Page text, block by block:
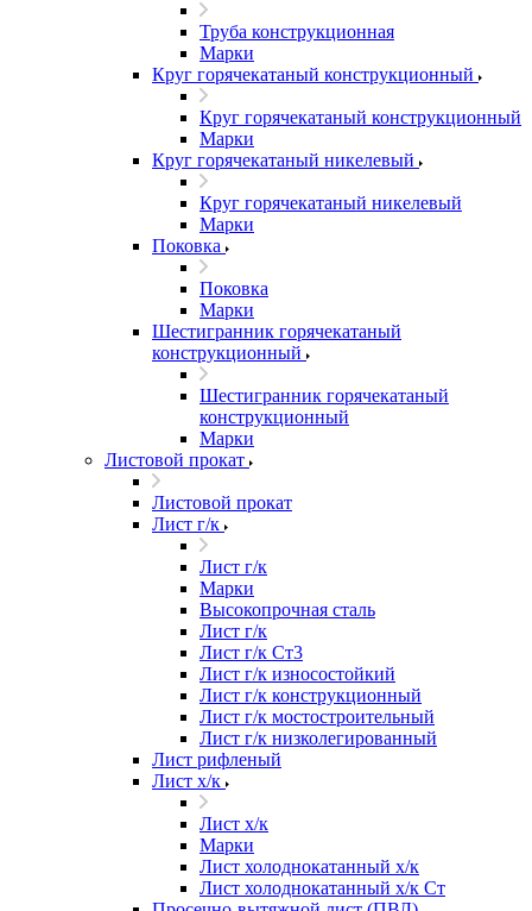
Труба конструкционная
Марки
Круг горячекатаный конструкционный
Круг горячекатаный конструкционный
Марки
Круг горячекатаный никелевый
Круг горячекатаный никелевый
Марки
Поковка
Поковка
Марки
Шестигранник горячекатаный
конструкционный
Шестигранник горячекатаный
конструкционный
Марки
Листовой прокат
Листовой прокат
Лист г/к
Лист г/к
Марки
Высокопрочная сталь
Лист г/к
Лист г/к Ст3
Лист г/к износостойкий
Лист г/к конструкционный
Лист г/к мостостроительный
Лист г/к низколегированный
Лист рифленый
Лист х/к
Лист х/к
Марки
Лист холоднокатанный х/к
Лист холоднокатанный х/к Ст